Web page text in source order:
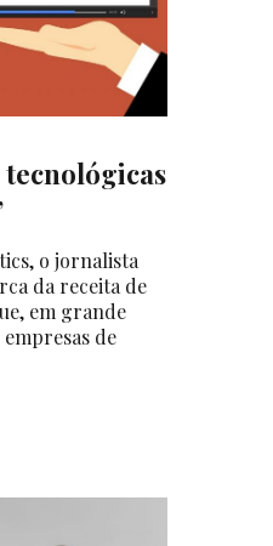
tecnológicas
o jornalista
da receita de
em grande
de